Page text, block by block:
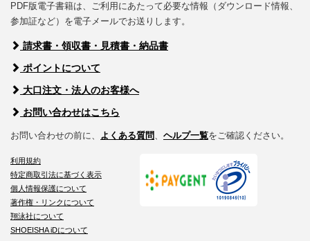
PDF版電子書籍は、ご利用にあたって必要な情報（ダウンロード情報、
参加証など）を電子メールでお送りします。
請求書・領収書・見積書・納品書
ポイントについて
大口注文・法人のお客様へ
お問い合わせはこちら
お問い合わせの前に、 よくある質問、 ヘルプ一覧をご確認ください。
利用規約
特定商取引法に基づく表示
個人情報保護について
著作権・リンクについて
翔泳社について
SHOEISHA iDについて